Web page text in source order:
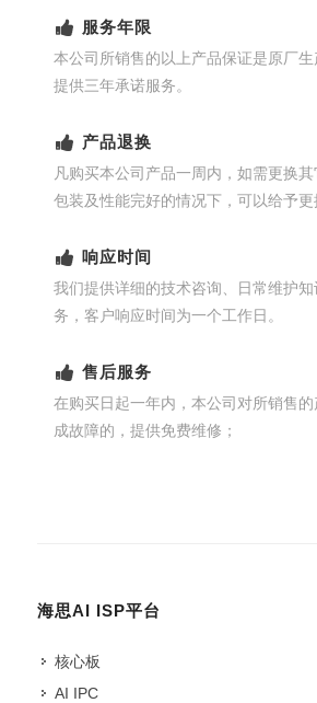
服务年限
本公司所销售的以上产品保证是原厂
提供三年承诺服务。
产品退换
凡购买本公司产品一周内，如需更换其
包装及性能完好的情况下，可以给予更
响应时间
我们提供详细的技术咨询、日常维护
务，客户响应时间为一个工作日。
售后服务
在购买日起一年内，本公司对所销售
成故障的，提供免费维修；
海思AI ISP平台
核心板
AI IPC